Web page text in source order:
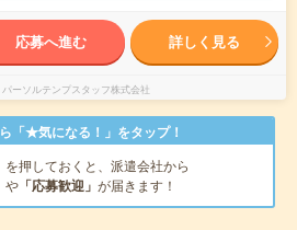
応募へ進む 詳しく見る
パーソルテンプスタッフ株式会社
「★気になる！」をタップ！
を押しておくと、派遣会社から
や 「応募歓迎」 が届きます！